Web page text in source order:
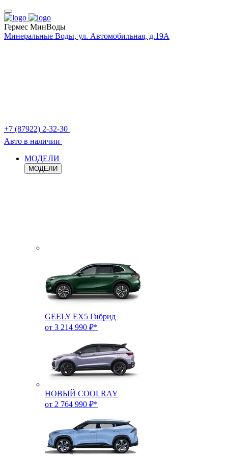
Гермес МинВоды
Минеральные Воды, ул. Автомобильная, д.19А
+7 (87922) 2-32-30
Авто в наличии
МОДЕЛИ
МОДЕЛИ
GEELY EX5 Гибрид
от 3 214 990 ₽*
НОВЫЙ COOLRAY
от 2 764 990 ₽*